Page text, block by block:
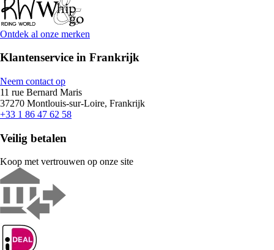
Ontdek al onze merken
Klantenservice in Frankrijk
Neem contact op
11 rue Bernard Maris
37270 Montlouis-sur-Loire, Frankrijk
+33 1 86 47 62 58
Veilig betalen
Koop met vertrouwen op onze site